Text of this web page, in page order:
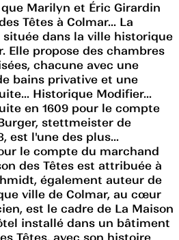
Marilyn et Éric Girardin
Têtes à Colmar... La
située dans la ville historique
Elle propose des chambres
chacune avec une
bains privative et une
Historique Modifier...
en 1609 pour le compte
stettmeister de
est l'une des plus...
le compte du marchand
des Têtes est attribuée à
également auteur de
ville de Colmar, au cœur
est le cadre de La Maison
installé dans un bâtiment
Têtes, avec son histoire